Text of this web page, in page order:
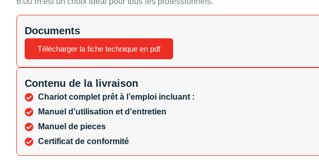
Documents
Télécharger la fiche technique en pdf
Contenu de la livraison
Chariot complet prêt à l’emploi incluant :
Manuel d'utilisation et d'entretien
Manuel de pieces
Certificat de conformité